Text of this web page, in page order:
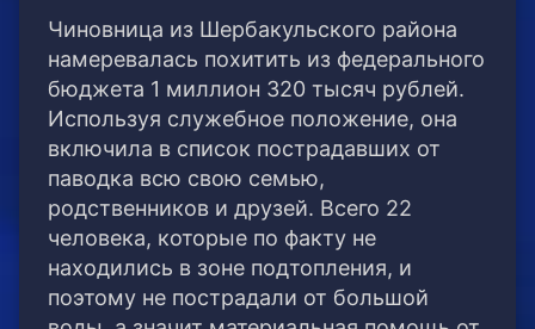
Чиновница из Шербакульского района
намеревалась похитить из федерального
бюджета 1 миллион 320 тысяч рублей.
Используя служебное положение, она
включила в список пострадавших от
паводка всю свою семью,
родственников и друзей. Всего 22
человека, которые по факту не
находились в зоне подтопления, и
поэтому не пострадали от большой